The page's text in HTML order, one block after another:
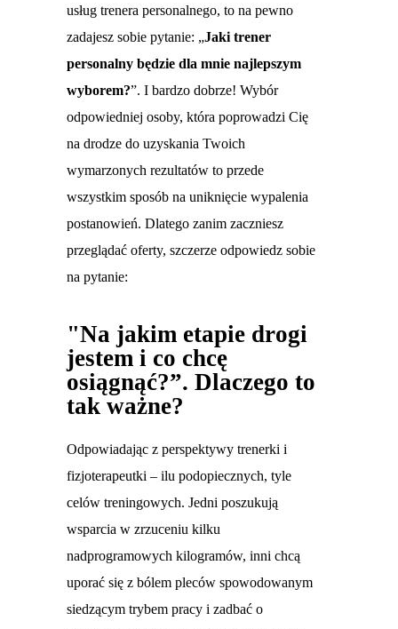
usług trenera personalnego, to na pewno
zadajesz sobie pytanie: „Jaki trener
personalny będzie dla mnie najlepszym
wyborem?”. I bardzo dobrze! Wybór
odpowiedniej osoby, która poprowadzi Cię
na drodze do uzyskania Twoich
wymarzonych rezultatów to przede
wszystkim sposób na uniknięcie wypalenia
postanowień. Dlatego zanim zaczniesz
przeglądać oferty, szczerze odpowiedz sobie
na pytanie:
"Na jakim etapie drogi
jestem i co chcę
osiągnąć?”. Dlaczego to
tak ważne?
Odpowiadając z perspektywy trenerki i
fizjoterapeutki – ilu podopiecznych, tyle
celów treningowych. Jedni poszukują
wsparcia w zrzuceniu kilku
nadprogramowych kilogramów, inni chcą
uporać się z bólem pleców spowodowanym
siedzącym trybem pracy i zadbać o